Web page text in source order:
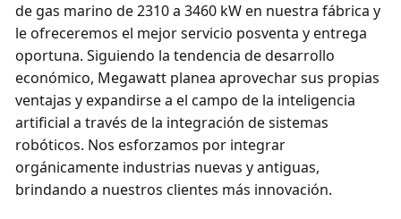
de gas marino de 2310 a 3460 kW en nuestra fábrica y
le ofreceremos el mejor servicio posventa y entrega
oportuna. Siguiendo la tendencia de desarrollo
económico, Megawatt planea aprovechar sus propias
ventajas y expandirse a el campo de la inteligencia
artificial a través de la integración de sistemas
robóticos. Nos esforzamos por integrar
orgánicamente industrias nuevas y antiguas,
brindando a nuestros clientes más innovación.